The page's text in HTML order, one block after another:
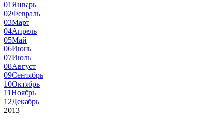
01 Январь
02Февраль
03Март
04Апрель
05Май
06Июнь
07Июль
08Август
09Сентябрь
10Октябрь
11Ноябрь
12Декабрь
2013